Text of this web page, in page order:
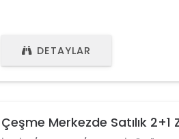
DETAYLAR
Çeşme Merkezde Satılık